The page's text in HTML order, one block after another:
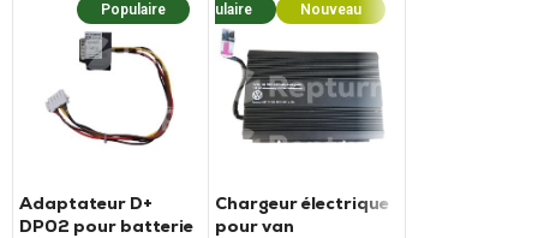
Populaire
Adaptateur D+
DP02 pour batterie
Populaire Nouveau
Chargeur électrique
pour van
Populaire